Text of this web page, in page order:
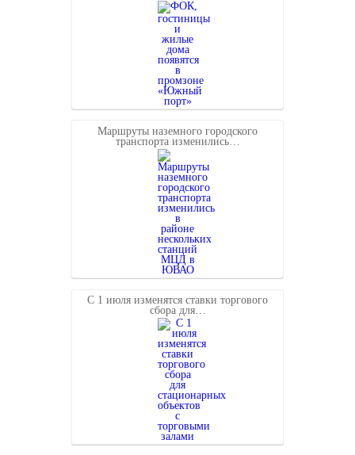
Маршруты наземного городского
транспорта изменились…
С 1 июля изменятся ставки торгового
сбора для…